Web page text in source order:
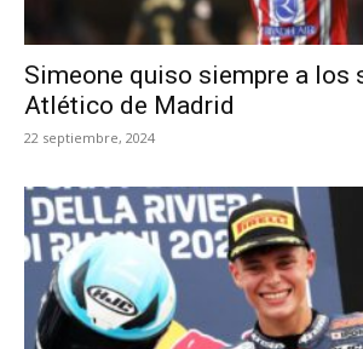
Simeone quiso siempre a los
Atlético de Madrid
22 septiembre, 2024